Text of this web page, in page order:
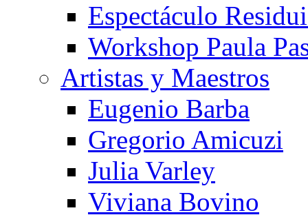
Espectáculo
Workshop Paula
Artistas y Maestros
Eugenio Barba
Gregorio Amicuzi
Julia Varley
Viviana Bovino